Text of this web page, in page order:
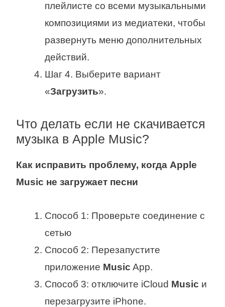
плейлисте со всеми музыкальными
композициями из медиатеки, чтобы
развернуть меню дополнительных
действий.
Шаг 4. Выберите вариант
«Загрузить».
Что делать если не скачивается
музыка в Apple Music?
Как исправить проблему, когда Apple
Music не загружает песни
Способ 1: Проверьте соединение с
сетью
Способ 2: Перезапустите
приложение Music App.
Способ 3: отключите iCloud Music и
перезагрузите iPhone.